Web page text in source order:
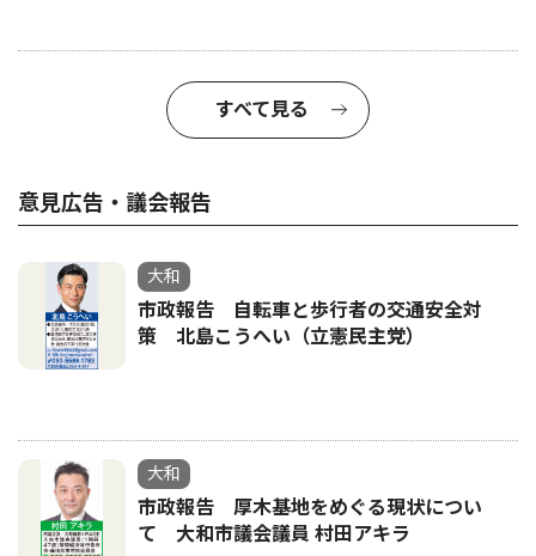
すべて見る
意見広告・議会報告
大和
市政報告 自転車と歩行者の交通安全対
策 北島こうへい（立憲民主党）
大和
市政報告 厚木基地をめぐる現状につい
て 大和市議会議員 村田アキラ